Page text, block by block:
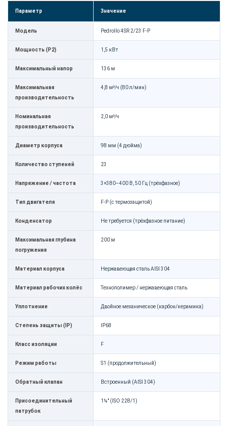
Параметр Значение
Модель Pedrollo 4SR 2/23 F-P
Мощность (P2) 1,5 кВт
Максимальный напор 136 м
Максимальная
производительность
4,8 м³/ч (80 л/мин)
Номинальная
производительность
2,0 м³/ч
Диаметр корпуса 98 мм (4 дюйма)
Количество ступеней 23
Напряжение / частота 3×380–400 В, 50 Гц (трёхфазное)
Тип двигателя F-P (с термозащитой)
Конденсатор Не требуется (трёхфазное питание)
Максимальная глубина
погружения
200 м
Материал корпуса Нержавеющая сталь AISI 304
Материал рабочих колёс Технополимер / нержавеющая сталь
Уплотнение Двойное механическое (карбон/керамика)
Степень защиты (IP) IP68
Класс изоляции F
Режим работы S1 (продолжительный)
Обратный клапан Встроенный (AISI 304)
Присоединительный
патрубок
1¼" (ISO 228/1)